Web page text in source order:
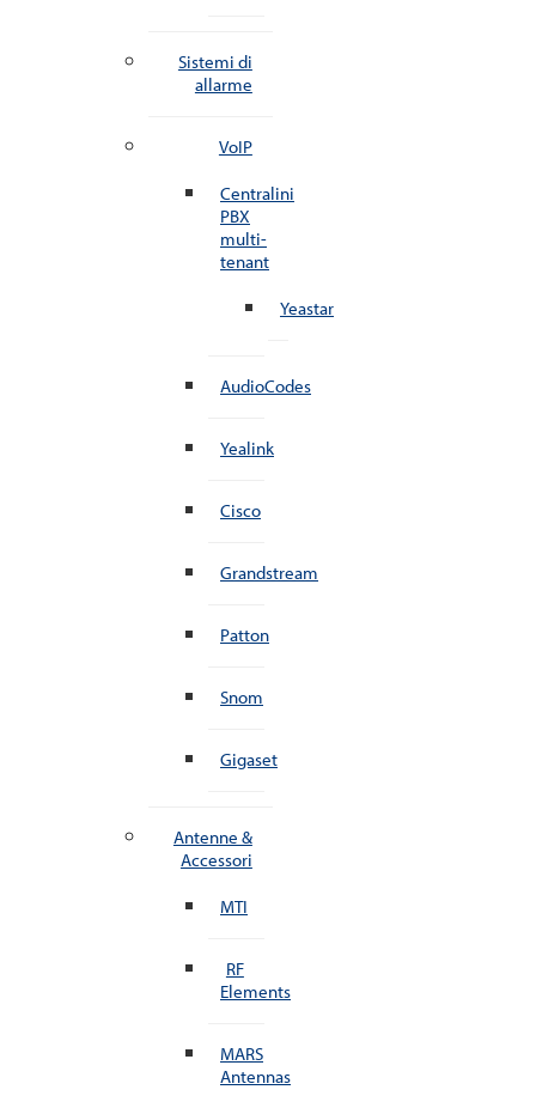
Sistemi di
allarme
VoIP
Centralini
PBX
multi-
tenant
Yeastar
AudioCodes
Yealink
Cisco
Grandstream
Patton
Snom
Gigaset
Antenne &
Accessori
MTI
RF
Elements
MARS
Antennas